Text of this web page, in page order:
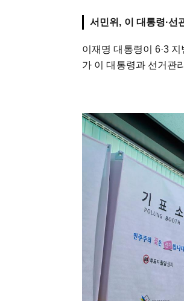
서민위, 이 대통령·선
이재명 대통령이 6·3
가 이 대통령과 선거관